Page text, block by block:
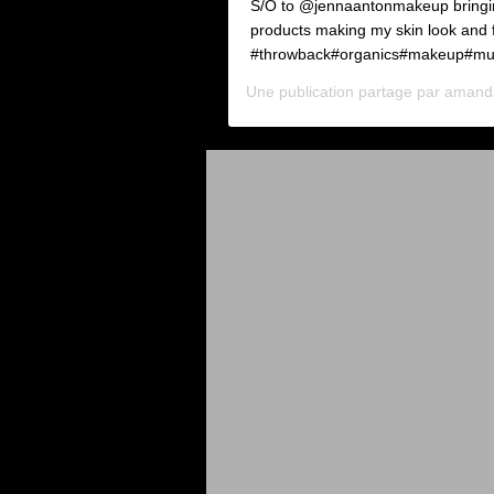
S/O to @jennaantonmakeup
products making my skin look and
Une publication partage par